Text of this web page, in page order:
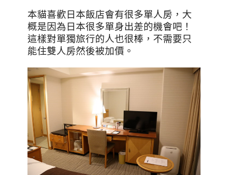
本貓喜歡日本飯店會有很多單人房，大
概是因為日本很多單身出差的機會吧！
這樣對單獨旅行的人也很棒，不需要只
能住雙人房然後被加價。